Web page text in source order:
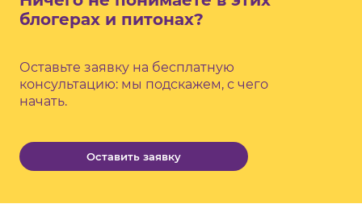
блогерах и питонах?
Оставьте заявку на бесплатную
консультацию: мы подскажем, с чего
начать.
Оставить заявку